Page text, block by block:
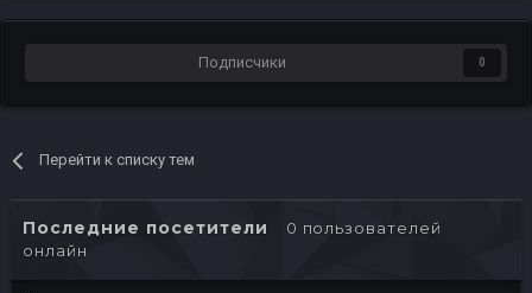
Подписчики 0
Перейти к списку тем
Последние посетители
0 пользователей
онлайн